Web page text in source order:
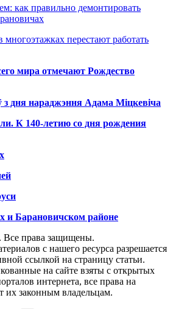
как правильно демонтировать
перестают работать
мира отмечают Рождество
з дня нараджэння Адама Міцкевіча
К 140-летию со дня рождения
и Барановичском районе
Все права защищены.
с нашего ресурса разрешается
ссылкой на страницу статьи.
на сайте взяты с открытых
интернета, все права на
их законным владельцам.